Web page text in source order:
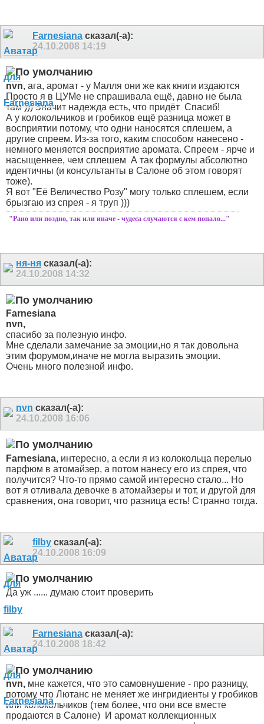
Farnesiana сказал(-а):
24.10.2008 14:19
nvn, ага, аромат - у Малля они же как книги издаются
Просто я в ЦУМе не спрашивала ещё, давно не была
там ))) Значит надежда есть, что придёт Спасиб!
А у колокольчиков и гробиков ещё разница может в
восприятии потому, что одни наносятся сплешем, а
другие спреем. Из-за того, каким способом нанесено -
немного меняется восприятие аромата. Спреем - ярче и
насыщеннее, чем сплешем А так формулы абсолютно
идентичны (и консультанты в Салоне об этом говорят
тоже).
Я вот "Её Величество Розу" могу только сплешем, если
брызгаю из спрея - я труп )))
"Рано или поздно, так или иначе - чудеса случаются с кем попало..."
ня-ня сказал(-а):
24.10.2008 14:32
Farnesiana
nvn,
спасибо за полезную инфо.
Мне сделали замечание за эмоции,но я так довольна
этим форумом,иначе не могла выразить эмоции.
Очень много полезной инфо.
nvn сказал(-а):
24.10.2008 16:06
Farnesiana, интересно, а если я из колокольца перелью
парфюм в атомайзер, а потом нанесу его из спрея, что
получится? Что-то прямо самой интересно стало... Но
вот я отливала девочке в атомайзеры и тот, и другой для
сравнения, она говорит, что разница есть! Странно тогда.
filby сказал(-а):
24.10.2008 16:09
Да уж ...... думаю стоит проверить
Farnesiana сказал(-а):
24.10.2008 18:42
nvn, мне кажется, что это самовнушение - про разницу,
потому что Лютанс не меняет же ингридиенты у гробиков
или колокольчиков (тем более, что они все вместе
продаются в Салоне) И аромат коллекционных